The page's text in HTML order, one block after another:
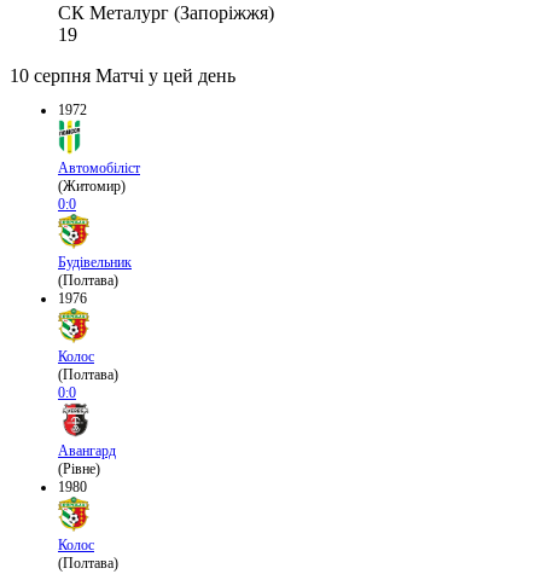
СК Металург (Запоріжжя)
19
10 серпня Матчі у цей день
1972
Автомобіліст
(Житомир)
0:0
Будівельник
(Полтава)
1976
Колос
(Полтава)
0:0
Авангард
(Рівне)
1980
Колос
(Полтава)